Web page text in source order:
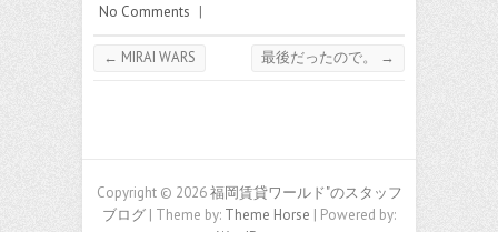
No Comments |
← MIRAI WARS 最後だったので。 →
Copyright © 2026福岡賃貸ワールド"のスタッフ
ブログ | Theme by: Theme Horse | Powered by: